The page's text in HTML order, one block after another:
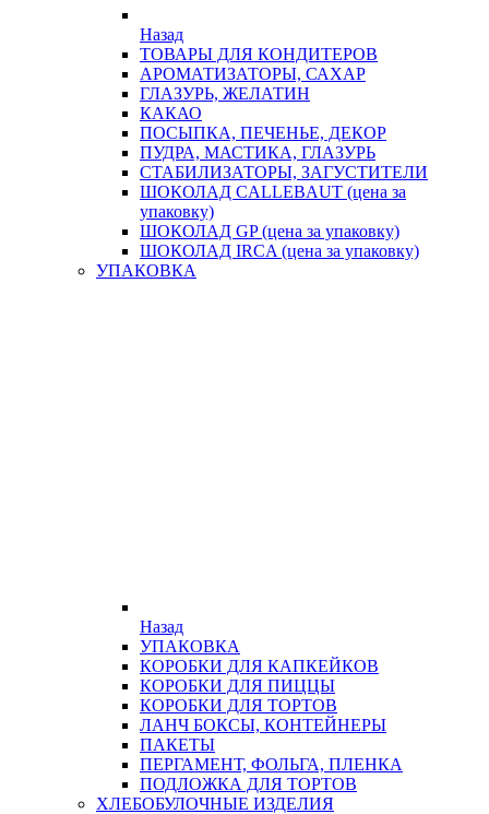
Назад
ТОВАРЫ ДЛЯ КОНДИТЕРОВ
АРОМАТИЗАТОРЫ, САХАР
ГЛАЗУРЬ, ЖЕЛАТИН
КАКАО
ПОСЫПКА, ПЕЧЕНЬЕ, ДЕКОР
ПУДРА, МАСТИКА, ГЛАЗУРЬ
СТАБИЛИЗАТОРЫ, ЗАГУСТИТЕЛИ
ШОКОЛАД CALLEBAUT (цена за
упаковку)
ШОКОЛАД GP (цена за упаковку)
ШОКОЛАД IRCA (цена за упаковку)
УПАКОВКА
Назад
УПАКОВКА
КОРОБКИ ДЛЯ КАПКЕЙКОВ
КОРОБКИ ДЛЯ ПИЦЦЫ
КОРОБКИ ДЛЯ ТОРТОВ
ЛАНЧ БОКСЫ, КОНТЕЙНЕРЫ
ПАКЕТЫ
ПЕРГАМЕНТ, ФОЛЬГА, ПЛЕНКА
ПОДЛОЖКА ДЛЯ ТОРТОВ
ХЛЕБОБУЛОЧНЫЕ ИЗДЕЛИЯ